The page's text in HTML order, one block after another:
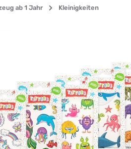
ab 1 Jahr Kleinigkeiten